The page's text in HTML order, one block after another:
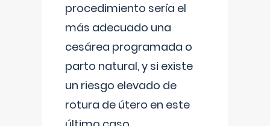
procedimiento sería el
más adecuado una
cesárea programada o
parto natural, y si existe
un riesgo elevado de
rotura de útero en este